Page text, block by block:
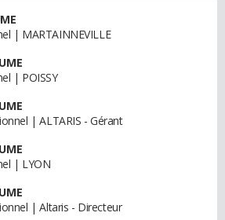
| MARTAINNEVILLE
| POISSY
| ALTARIS - Gérant
| LYON
| Altaris - Directeur